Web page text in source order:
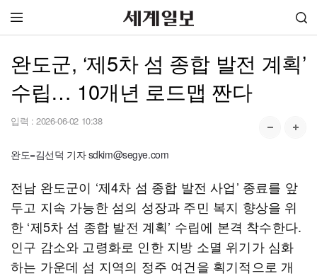
완도군, ‘제5차 섬 종합 발전 계획’
수립… 10개년 로드맵 짠다
입력 : 2026-06-02 10:38
완도=김선덕 기자 sdkim@segye.com
전남 완도군이 ‘제4차 섬 종합 발전 사업’ 종료를 앞
두고 지속 가능한 섬의 성장과 주민 복지 향상을 위
한 ‘제5차 섬 종합 발전 계획’ 수립에 본격 착수한다.
인구 감소와 고령화로 인한 지방 소멸 위기가 심화
하는 가운데 섬 지역의 정주 여건을 획기적으로 개